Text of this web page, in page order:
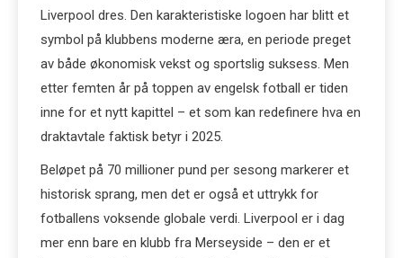
Liverpool dres. Den karakteristiske logoen har blitt et
symbol på klubbens moderne æra, en periode preget
av både økonomisk vekst og sportslig suksess. Men
etter femten år på toppen av engelsk fotball er tiden
inne for et nytt kapittel – et som kan redefinere hva en
draktavtale faktisk betyr i 2025.
Beløpet på 70 millioner pund per sesong markerer et
historisk sprang, men det er også et uttrykk for
fotballens voksende globale verdi. Liverpool er i dag
mer enn bare en klubb fra Merseyside – den er et